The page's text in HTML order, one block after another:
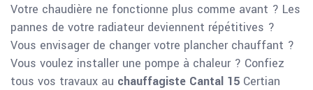
Votre chaudière ne fonctionne plus comme avant ? Les
pannes de votre radiateur deviennent répétitives ?
Vous envisager de changer votre plancher chauffant ?
Vous voulez installer une pompe à chaleur ? Confiez
tous vos travaux au chauffagiste Cantal 15 Certian